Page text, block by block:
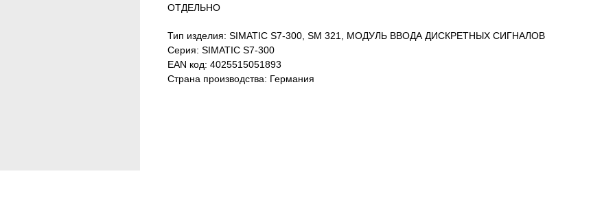
ОТДЕЛЬНО
Тип изделия: SIMATIC S7-300, SM 321, МОДУЛЬ ВВОДА ДИСКРЕТНЫХ СИГНАЛОВ
Серия: SIMATIC S7-300
EAN код: 4025515051893
Страна производства: Германия